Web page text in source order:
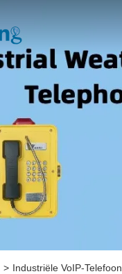
> Industriële VoIP-Telefoon